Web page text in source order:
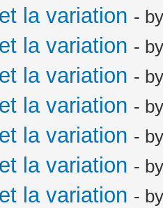
la variation -
la variation -
la variation -
la variation -
la variation -
la variation -
la variation -